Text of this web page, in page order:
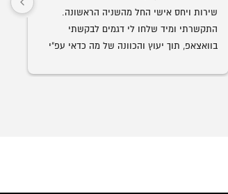
עמג'אד, גבר שבגברים.